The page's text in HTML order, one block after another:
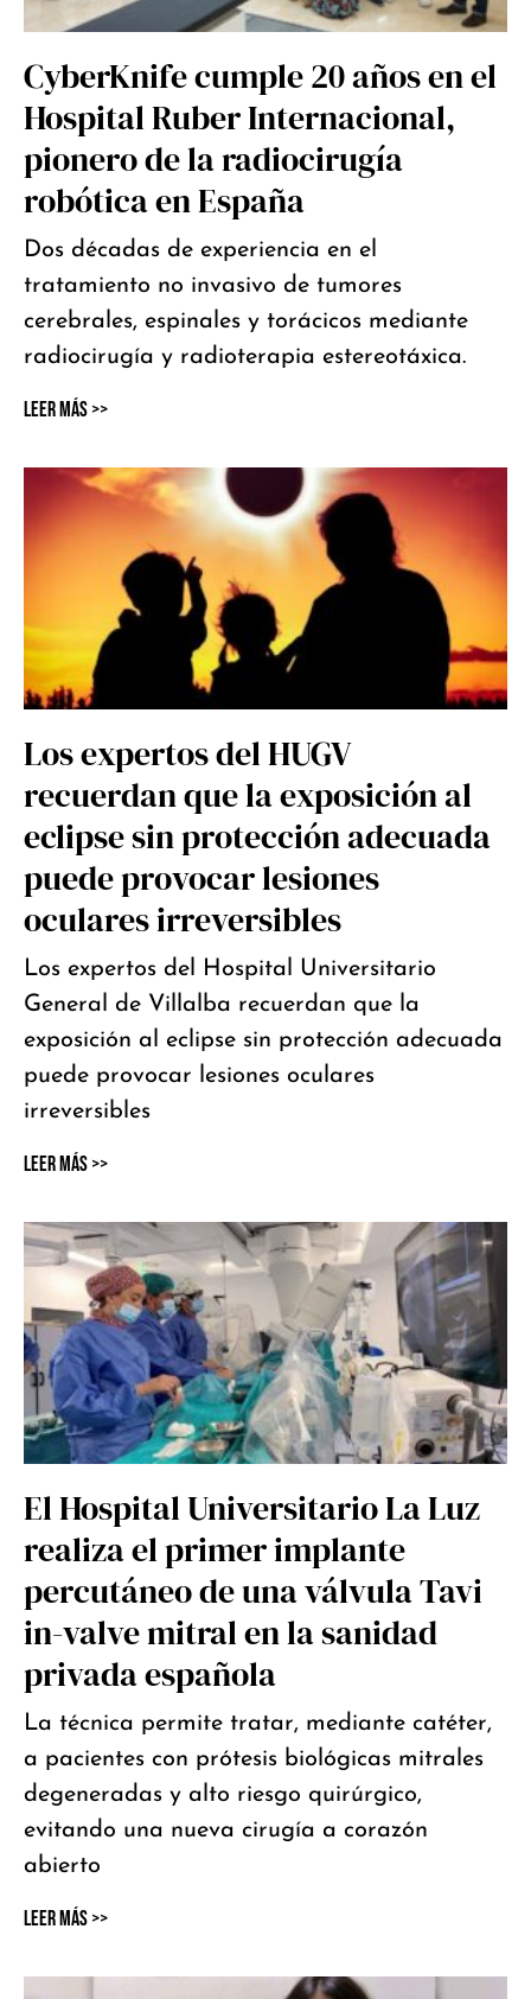
CyberKnife cumple 20 años en el
Hospital Ruber Internacional,
pionero de la radiocirugía
robótica en España
Dos décadas de experiencia en el
tratamiento no invasivo de tumores
cerebrales, espinales y torácicos mediante
radiocirugía y radioterapia estereotáxica.
Leer Más >>
Los expertos del HUGV
recuerdan que la exposición al
eclipse sin protección adecuada
puede provocar lesiones
oculares irreversibles
Los expertos del Hospital Universitario
General de Villalba recuerdan que la
exposición al eclipse sin protección adecuada
puede provocar lesiones oculares
irreversibles
Leer Más >>
El Hospital Universitario La Luz
realiza el primer implante
percutáneo de una válvula Tavi
in-valve mitral en la sanidad
privada española
La técnica permite tratar, mediante catéter,
a pacientes con prótesis biológicas mitrales
degeneradas y alto riesgo quirúrgico,
evitando una nueva cirugía a corazón
abierto
Leer Más >>